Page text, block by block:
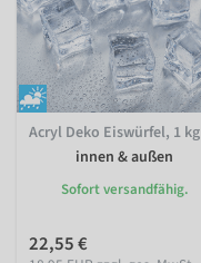
Acryl Deko Eiswürfel, 1 kg
innen & außen
Sofort versandfähig.
22,55 €